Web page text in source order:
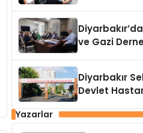
ve Gazi
Diyarbakır
Devlet
Yazarlar